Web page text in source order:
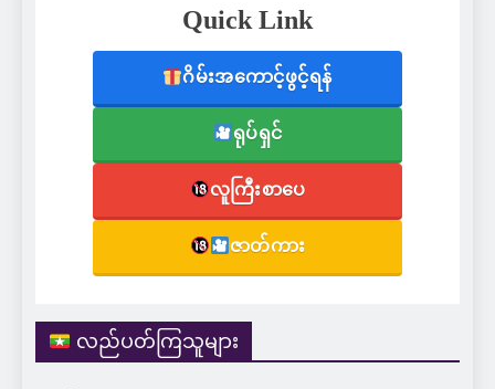
Quick Link
ဂိမ်းအကောင့်ဖွင့်ရန်
ရုပ်ရှင်
လူကြီးစာပေ
ဇာတ်ကား
လည်ပတ်ကြသူများ